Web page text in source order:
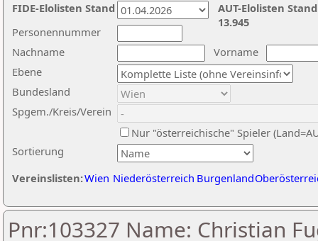
Nachname
Vorname
Ebene
Sortierung
Personennummer
Bundesland
Spgem./Kreis/Verein
Nur "österreichische" Spieler
Vereinslisten:Wien Niederösterreich Burgenland
AUT-Elolisten
13.945
FIDE-Elolisten Stand
Pnr:103327 Name: Christian